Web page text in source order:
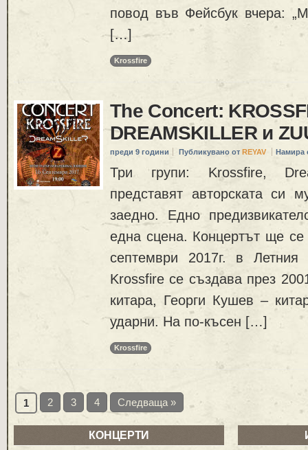
повод във Фейсбук вчера:
[…]
Krossfire
The Concert:
DREAMSKILLER и
преди 9 години Публикувано от REYAV Намира
Три групи: Krossfire,
представят авторската си
заедно. Едно
една сцена. Концертът ще
септември 2017г. в
Krossfire се създава през
китара, Георги Кушев –
ударни. На по-късен […]
Krossfire
1 2 3 4 Следваща »
КОНЦЕРТИ